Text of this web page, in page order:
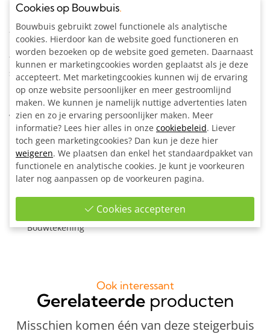
Fietsenrek op maat voor 5 fietsen uit gegalvaniseerde buis Ø
21,3 mm. Bepaal zelf de lengtemaat en de positie van de
rekken. Stel ze, per rek, eenvoudig af op de gewenste
fietsband breedte. Superhandig als je verschillende
soorten fietsen wilt stallen zoals bijvoorbeeld stadsfietsen,
kinderfietsen en mountainbikes. Met de meegeleverde
bevestigingslippen kan de fietsenrek eventueel op de
vloer worden verankerd.
Inclusief:
Alle materialen op maat gezaagd
40x Kort T-stuk Ø 21,3 mm
4x Enkele bevestigingslip uitwendig Ø 21,3 mm
6x Inslagdop zwart kunststof Ø 21,3 mm
1x Inbussleutel voor buiskoppeling Ø 21,3 mm
Bouwtekening
Ook interessant
Gerelateerdeproducten
Misschien komen één van deze steigerbuis
Cookies op Bouwbuis.
Bouwbuis gebruikt zowel functionele als analytische
cookies. Hierdoor kan de website goed functioneren en
worden bezoeken op de website goed gemeten. Daarnaast
kunnen er marketingcookies worden geplaatst als je deze
accepteert. Met marketingcookies kunnen wij de ervaring
op onze website persoonlijker en meer gestroomlijnd
maken. We kunnen je namelijk nuttige advertenties laten
zien en zo je ervaring persoonlijker maken. Meer
informatie? Lees hier alles in onze cookiebeleid. Liever
toch geen marketingcookies? Dan kun je deze hier
weigeren. We plaatsen dan enkel het standaardpakket van
functionele en analytische cookies. Je kunt je voorkeuren
later nog aanpassen op de voorkeuren pagina.
Cookies accepteren